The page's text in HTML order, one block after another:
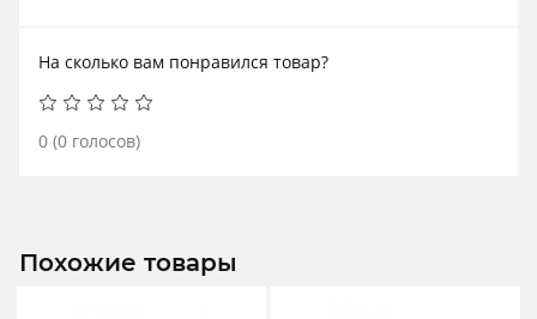
На сколько вам понравился товар?
0 (0 голосов)
Похожие товары